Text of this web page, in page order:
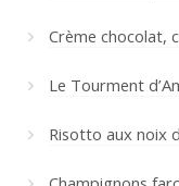
Crème chocolat,
Le Tourment
Risotto aux noix